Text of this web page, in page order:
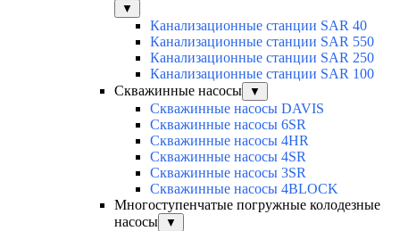
▼
Канализационные станции SAR 40
Канализационные станции SAR 550
Канализационные станции SAR 250
Канализационные станции SAR 100
Скважинные насосы
▼
Скважинные насосы DAVIS
Скважинные насосы 6SR
Скважинные насосы 4HR
Скважинные насосы 4SR
Скважинные насосы 3SR
Скважинные насосы 4BLOCK
Многоступенчатые погружные колодезные
насосы
▼